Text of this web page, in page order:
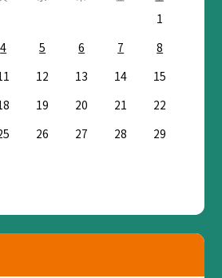
1
4 5 6 7
8
12 13 14
15
19 20 21
22
26 27 28
29